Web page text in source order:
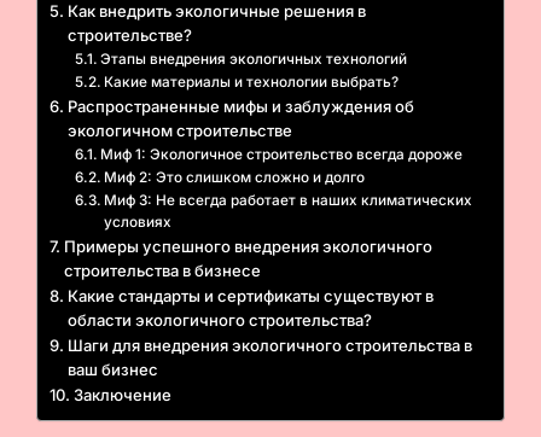
Как внедрить экологичные решения в
строительстве?
Этапы внедрения экологичных технологий
Какие материалы и технологии выбрать?
Распространенные мифы и заблуждения об
экологичном строительстве
Миф 1: Экологичное строительство всегда дороже
Миф 2: Это слишком сложно и долго
Миф 3: Не всегда работает в наших климатических
условиях
Примеры успешного внедрения экологичного
строительства в бизнесе
Какие стандарты и сертификаты существуют в
области экологичного строительства?
Шаги для внедрения экологичного строительства в
ваш бизнес
Заключение